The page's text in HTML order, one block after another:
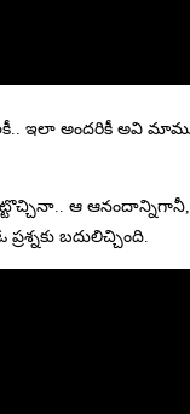
ఇలా అందరికీ అవి
ఆ ఆనందాన్నిగానీ,
బదులిచ్చింది.